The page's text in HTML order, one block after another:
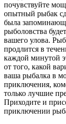
почувствуйте
опытный рыбак
была
рыболовства
вашего улова.
продлится в
каждой минутой
от того, какой
ваша рыбалка в
приключения,
только лучшие
Приходите и
приключении